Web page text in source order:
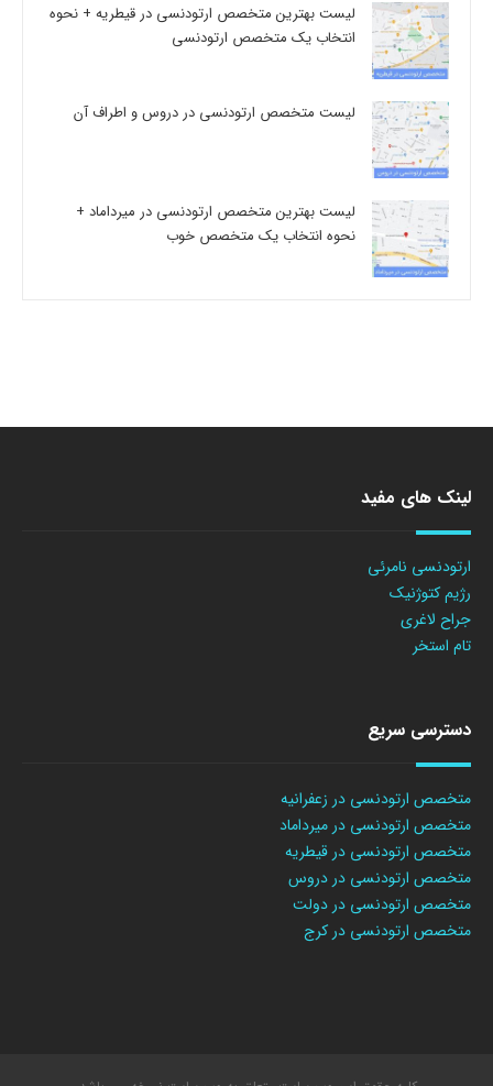
لیست بهترین متخصص ارتودنسی در قیطریه + نحوه
انتخاب یک متخصص ارتودنسی
لیست متخصص ارتودنسی در دروس و اطراف آن
لیست بهترین متخصص ارتودنسی در میرداماد +
نحوه انتخاب یک متخصص خوب
لینک های مفید
ارتودنسی نامرئی
رژیم کتوژنیک
جراح لاغری
تام استخر
دسترسی سریع
متخصص ارتودنسی در زعفرانیه
متخصص ارتودنسی در میرداماد
متخصص ارتودنسی در قیطریه
متخصص ارتودنسی در دروس
متخصص ارتودنسی در دولت
متخصص ارتودنسی در کرج